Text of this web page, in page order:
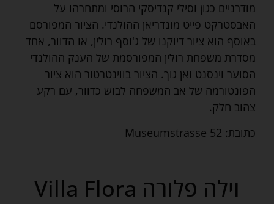
מודרניים כגון וסילי קנדיסקי הרוסי ומתחרהו על
האבסטרקט פייט מונדריאן ההולנדי. הציור המפורסם
באוסף הוא ציור דיוקנו של ג'וסף רולין, או הדוור, אחד
מסדרת משפחת רולין המפורסמת של הענק ההולנדי
הסוער וינסנט ואן גוך. הציור בווינטרטור הוא ציור
הפונטורמה של אב המשפחה לבוש כדוור, עם רקע
צהוב חלק.
כתובת: Museumstrasse 52
וילה פלורה Villa Flora